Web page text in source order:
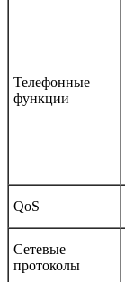
Телефонные
функции
QoS
Сетевые
протоколы